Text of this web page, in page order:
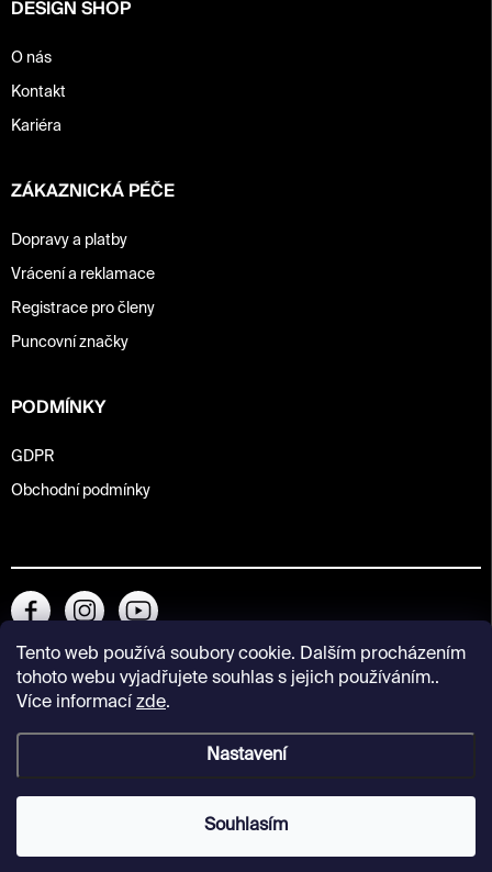
Tento web používá soubory cookie. Dalším procházením
tohoto webu vyjadřujete souhlas s jejich používáním..
Více informací zde.
Nastavení
Souhlasím
DESIGN SHOP
O nás
Kontakt
Kariéra
ZÁKAZNICKÁ PÉČE
Dopravy a platby
Vrácení a reklamace
Registrace pro členy
Puncovní značky
PODMÍNKY
GDPR
Obchodní podmínky
Copyright 2026Kunsthalle Praha Design Shop. Všechna práva
vyhrazena.